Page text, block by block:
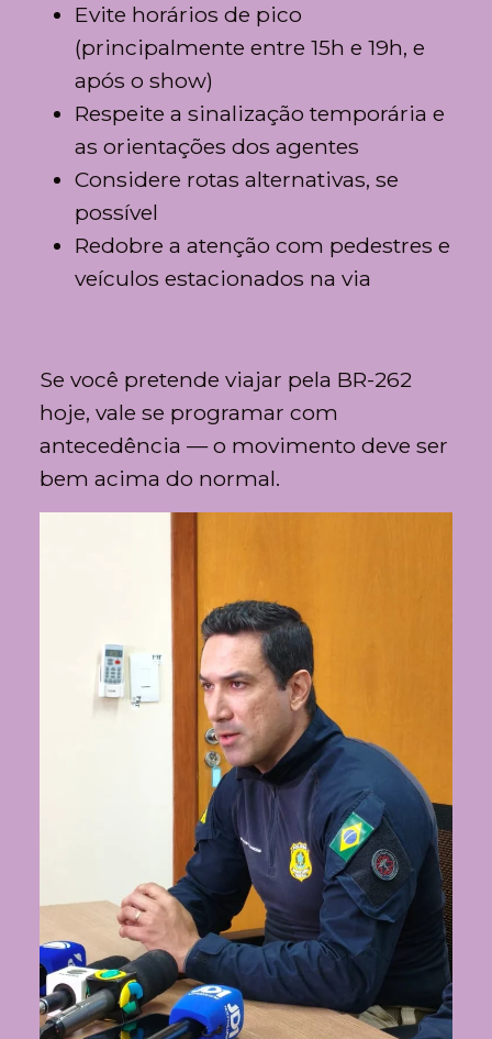
Evite horários de pico
(principalmente entre 15h e 19h, e
após o show)
Respeite a sinalização temporária e
as orientações dos agentes
Considere rotas alternativas, se
possível
Redobre a atenção com pedestres e
veículos estacionados na via
Se você pretende viajar pela BR-262
hoje, vale se programar com
antecedência — o movimento deve ser
bem acima do normal.